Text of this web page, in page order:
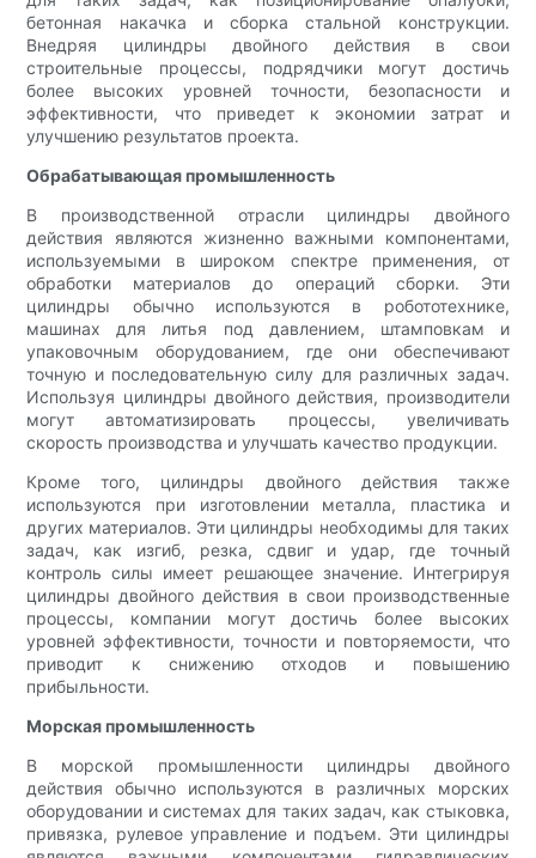
бетонная накачка и сборка стальной конструкции.
Внедряя цилиндры двойного действия в свои
строительные процессы, подрядчики могут достичь
более высоких уровней точности, безопасности и
эффективности, что приведет к экономии затрат и
улучшению результатов проекта.
Обрабатывающая промышленность
В производственной отрасли цилиндры двойного
действия являются жизненно важными компонентами,
используемыми в широком спектре применения, от
обработки материалов до операций сборки. Эти
цилиндры обычно используются в робототехнике,
машинах для литья под давлением, штамповкам и
упаковочным оборудованием, где они обеспечивают
точную и последовательную силу для различных задач.
Используя цилиндры двойного действия, производители
могут автоматизировать процессы, увеличивать
скорость производства и улучшать качество продукции.
Кроме того, цилиндры двойного действия также
используются при изготовлении металла, пластика и
других материалов. Эти цилиндры необходимы для таких
задач, как изгиб, резка, сдвиг и удар, где точный
контроль силы имеет решающее значение. Интегрируя
цилиндры двойного действия в свои производственные
процессы, компании могут достичь более высоких
уровней эффективности, точности и повторяемости, что
приводит к снижению отходов и повышению
прибыльности.
Морская промышленность
В морской промышленности цилиндры двойного
действия обычно используются в различных морских
оборудовании и системах для таких задач, как стыковка,
привязка, рулевое управление и подъем. Эти цилиндры